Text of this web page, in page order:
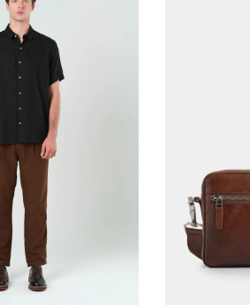
38